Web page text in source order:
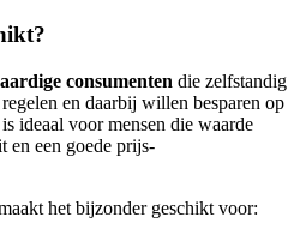
consumenten die zelfstandig
en daarbij willen besparen op
ideaal voor mensen die waarde
en een goede prijs-
het bijzonder geschikt voor: